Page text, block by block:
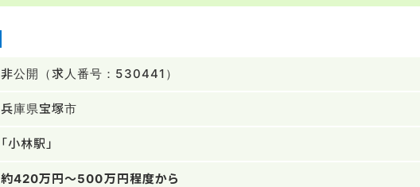
非公開（求人番号：530441）
兵庫県宝塚市
「小林駅」
約420万円～500万円程度から